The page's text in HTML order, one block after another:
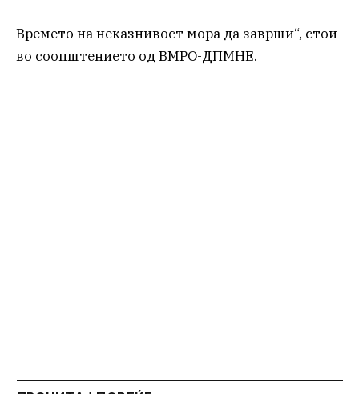
Времето на неказнивост мора да заврши“, стои
во соопштението од ВМРО-ДПМНЕ.